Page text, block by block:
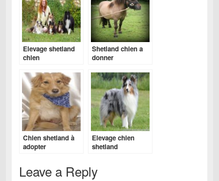
Elevage shetland
chien
Shetland chien a
donner
Chien shetland à
adopter
Elevage chien
shetland
Leave a Reply